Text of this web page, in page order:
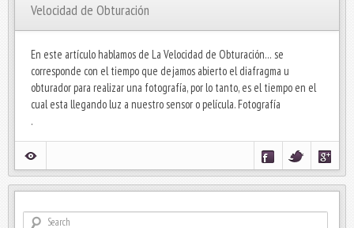
Velocidad de Obturación
En este artículo hablamos de La Velocidad de Obturación… se
corresponde con el tiempo que dejamos abierto el diafragma u
obturador para realizar una fotografía, por lo tanto, es el tiempo en el
cual esta llegando luz a nuestro sensor o película. Fotografía
.